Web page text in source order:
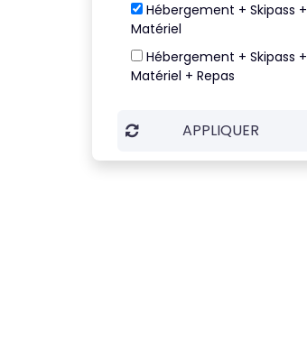
Hébergement + Skipass +
Matériel
Hébergement + Skipass +
Matériel + Repas
APPLIQUER